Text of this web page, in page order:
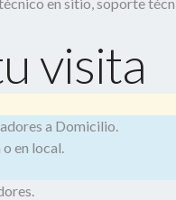
visita
a Domicilio.
en local.